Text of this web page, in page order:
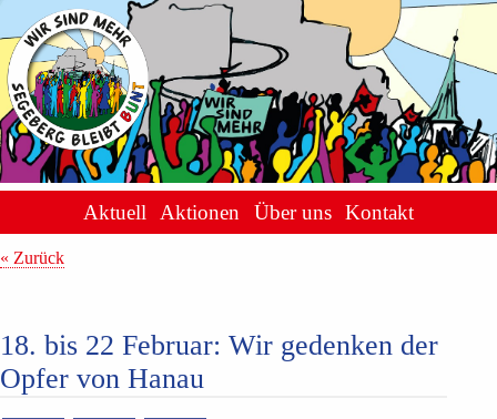
Aktuell Aktionen Über uns Kontakt
« Zurück
18. bis 22 Februar: Wir gedenken der
Opfer von Hanau